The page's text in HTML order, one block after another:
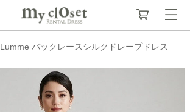
Lumme バックレースシルクドレープドレス